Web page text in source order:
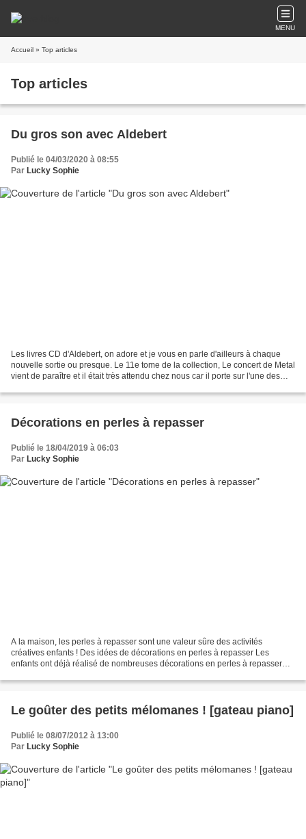
MENU
Accueil » Top articles
Top articles
Du gros son avec Aldebert
Publié le 04/03/2020 à 08:55
Par Lucky Sophie
Les livres CD d'Aldebert, on adore et je vous en parle d'ailleurs à chaque
nouvelle sortie ou presque. Le 11e tome de la collection, Le concert de Metal
vient de paraître et il était très attendu chez nous car il porte sur l'une des
Décorations en perles à repasser
Publié le 18/04/2019 à 06:03
Par Lucky Sophie
A la maison, les perles à repasser sont une valeur sûre des activités
créatives enfants ! Des idées de décorations en perles à repasser Les
enfants ont déjà réalisé de nombreuses décorations en perles à repasser
Le goûter des petits mélomanes ! [gateau piano]
Publié le 08/07/2012 à 13:00
Par Lucky Sophie